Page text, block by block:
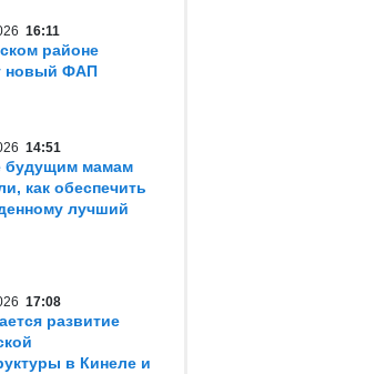
16:11
районе
новый ФАП
14:51
будущим мамам
как обеспечить
лучший
17:08
развитие
в Кинеле и